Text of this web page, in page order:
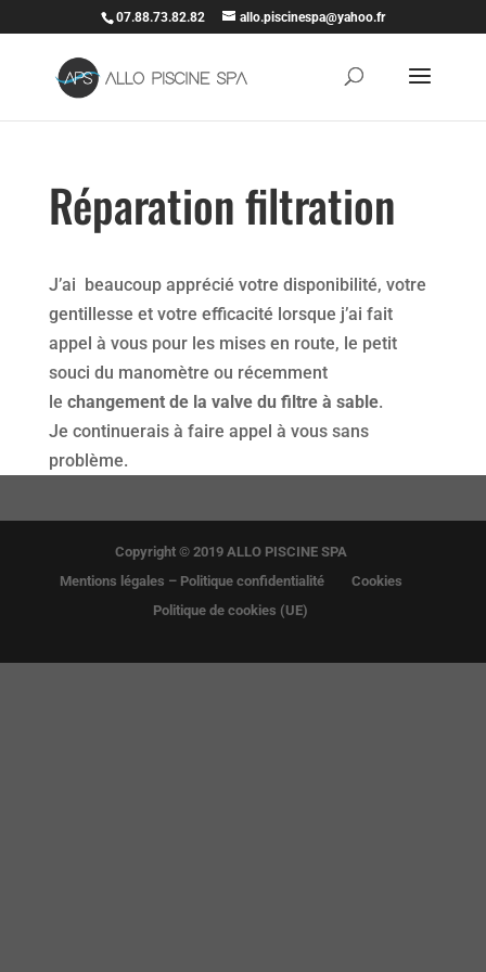
07.88.73.82.82 allo.piscinespa@yahoo.fr
Réparation filtration
J’ai beaucoup apprécié votre disponibilité, votre
gentillesse et votre efficacité lorsque j’ai fait
appel à vous pour les mises en route, le petit
souci du manomètre ou récemment
le changement de la valve du filtre à sable.
Je continuerais à faire appel à vous sans
problème.
Copyright © 2019 ALLO PISCINE SPA
Mentions légales – Politique confidentialité
Cookies
Politique de cookies (UE)